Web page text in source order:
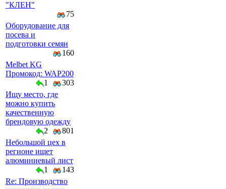
"КЛЕН"
75
Оборудование для
посева и
подготовки семян
160
Melbet KG
Промокод: WAP200
1
303
Ищу место, где
можно купить
качественную
брендовую одежду
2
801
Небольшой цех в
регионе ищет
алюминиевый лист
1
143
Re: Производство